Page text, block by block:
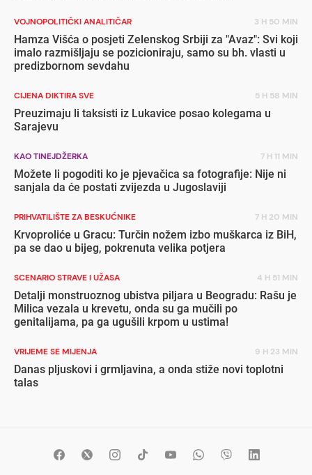
VOJNOPOLITIČKI ANALITIČAR 3 H 50 MIN
Hamza Višća o posjeti Zelenskog Srbiji za "Avaz": Svi koji
imalo razmišljaju se pozicioniraju, samo su bh. vlasti u
predizbornom sevdahu
CIJENA DIKTIRA SVE 5 H 58 MIN
Preuzimaju li taksisti iz Lukavice posao kolegama u
Sarajevu
KAO TINEJDŽERKA 7 H 11 MIN
Možete li pogoditi ko je pjevačica sa fotografije: Nije ni
sanjala da će postati zvijezda u Jugoslaviji
PRIHVATILIŠTE ZA BESKUĆNIKE 7 H 20 MIN
Krvoproliće u Gracu: Turčin nožem izbo muškarca iz BiH,
pa se dao u bijeg, pokrenuta velika potjera
SCENARIO STRAVE I UŽASA 4 H 51 MIN
Detalji monstruoznog ubistva piljara u Beogradu: Rašu je
Milica vezala u krevetu, onda su ga mučili po
genitalijama, pa ga ugušili krpom u ustima!
VRIJEME SE MIJENJA 9 H 23 MIN
Danas pljuskovi i grmljavina, a onda stiže novi toplotni
talas